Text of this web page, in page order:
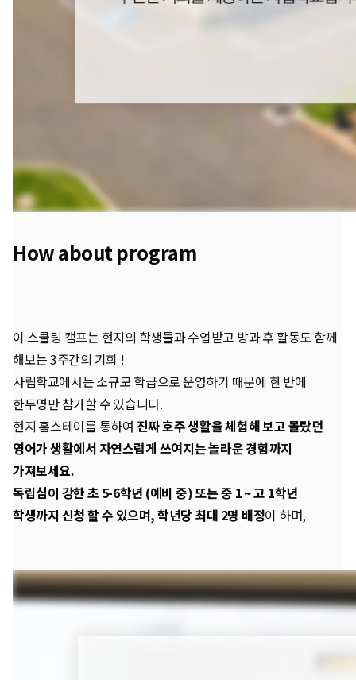
How about program
이 스쿨링 캠프는 현지의 학생들과 수업받고 방과 후 활동도 함께
해보는 3주간의 기회 !
사립학교에서는 소규모 학급으로 운영하기 때문에 한 반에
한두명만 참가할 수 있습니다.
현지 홈스테이를 통하여 진짜 호주 생활을 체험해 보고 몰랐던
영어가 생활에서 자연스럽게 쓰여지는 놀라운 경험까지
가져보세요.
독립심이 강한 초 5-6학년 (예비 중) 또는 중 1 ~ 고 1학년
학생까지 신청 할 수 있으며, 학년당 최대 2명 배정이 하며,